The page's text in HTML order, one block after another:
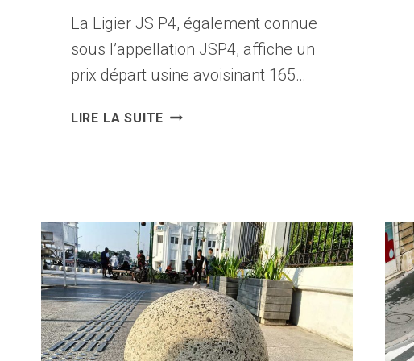
La Ligier JS P4, également connue
sous l’appellation JSP4, affiche un
prix départ usine avoisinant 165…
LIRE LA SUITE LIGIER
TECHNIQUE
ET
TOUT
SAVOIR
SUR
CE
PROTOTYPE